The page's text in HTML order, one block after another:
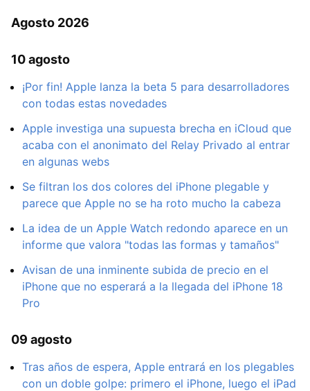
Agosto 2026
10 agosto
¡Por fin! Apple lanza la beta 5 para desarrolladores
con todas estas novedades
Apple investiga una supuesta brecha en iCloud que
acaba con el anonimato del Relay Privado al entrar
en algunas webs
Se filtran los dos colores del iPhone plegable y
parece que Apple no se ha roto mucho la cabeza
La idea de un Apple Watch redondo aparece en un
informe que valora "todas las formas y tamaños"
Avisan de una inminente subida de precio en el
iPhone que no esperará a la llegada del iPhone 18
Pro
09 agosto
Tras años de espera, Apple entrará en los plegables
con un doble golpe: primero el iPhone, luego el iPad